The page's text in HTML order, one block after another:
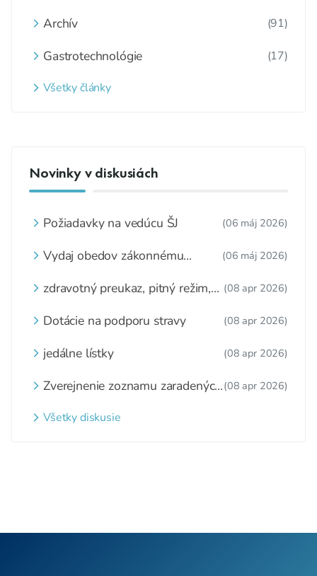
Archív (91)
Gastrotechnológie (17)
Všetky články
Novinky v diskusiách
Požiadavky na vedúcu ŠJ (06 máj 2026)
Vydaj obedov zákonnému
(06 máj 2026)
zdravotný preukaz, pitný režim,
(08 apr 2026)
Dotácie na podporu stravy (08 apr 2026)
jedálne lístky (08 apr 2026)
Zverejnenie zoznamu zaradených
webovom sídle
(08 apr 2026)
Všetky diskusie